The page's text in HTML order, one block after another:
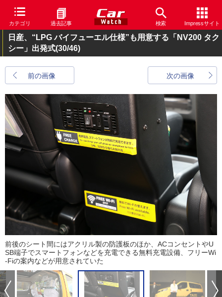
カテゴリ 過去記事 検索 Impressサイト
日産、“LPG バイフューエル仕様”も用意する「NV200 タク
シー」出発式(30/46)
前の画像 次の画像
前後のシート間にはアクリル製の防護板のほか、ACコンセントやU
SB端子でスマートフォンなどを充電できる無料充電設備、フリーWi
-Fiの案内などが用意されていた